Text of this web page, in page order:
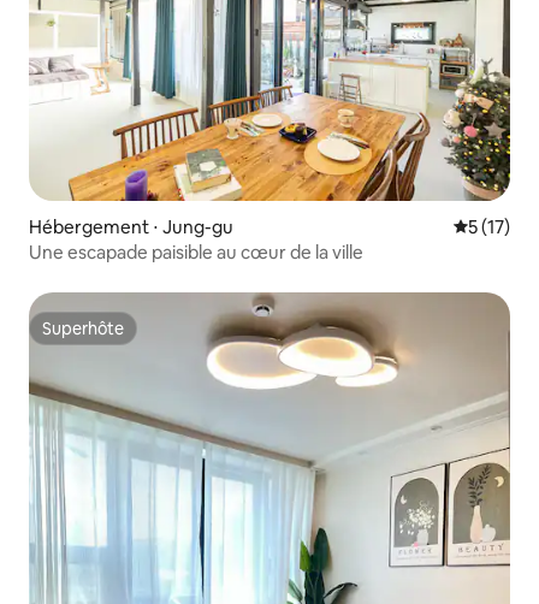
Hébergement ⋅ Jung-gu
5 (17)
Une escapade paisible au cœur de la ville
Superhôte
Superhôte